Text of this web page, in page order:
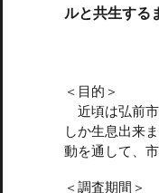
ルと共生する
＜目的＞
近頃は弘前市
しか生息出来
動を通して、
＜調査期間＞